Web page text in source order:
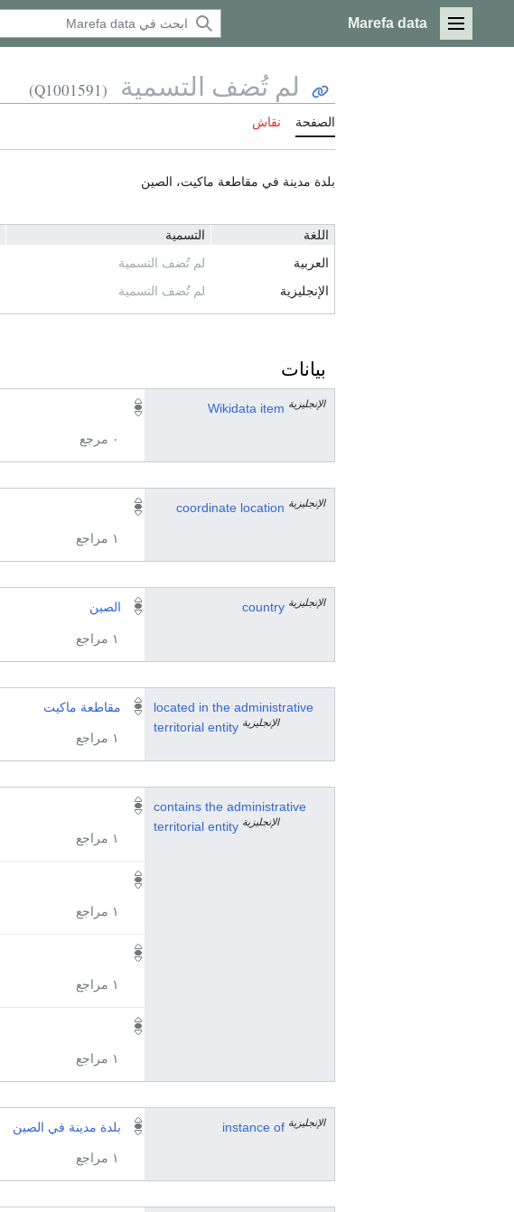
القائمة الرئيسية
Marefa data
لم تُضف التسمية (Q1001591)
الصفحة نقاش
بلدة مدينة في مقاطعة ماكيت، الصين
اللغة التسمية
العربية
لم تُضف التسمية
الإنجليزية
لم تُضف التسمية
بيانات
Wikidata item الإنجليزية
٠ مرجع
coordinate location الإنجليزية
١ مراجع
country الإنجليزية الصين
١ مراجع
located in the administrative
territorial entity الإنجليزية
مقاطعة ماكيت
١ مراجع
contains the administrative
territorial entity الإنجليزية
١ مراجع
١ مراجع
١ مراجع
١ مراجع
instance of الإنجليزية بلدة مدينة في الصين
١ مراجع